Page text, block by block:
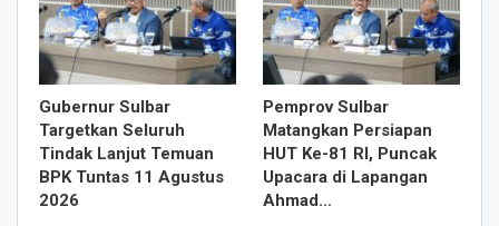
Gubernur Sulbar
Targetkan Seluruh
Tindak Lanjut Temuan
BPK Tuntas 11 Agustus
2026
Pemprov Sulbar
Matangkan Persiapan
HUT Ke-81 RI, Puncak
Upacara di Lapangan
Ahmad…